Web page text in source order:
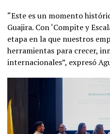
“Este es un momento
Guajira. Con ‘Compite y
etapa en la que nuestros
herramientas para crecer,
internacionales”, expresó